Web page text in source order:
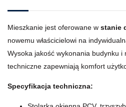
Mieszkanie jest oferowane w stanie
nowemu właścicielowi na
Wysoka jakość wykonania budynku i
techniczne zapewniają komfort
Specyfikacja techniczna: